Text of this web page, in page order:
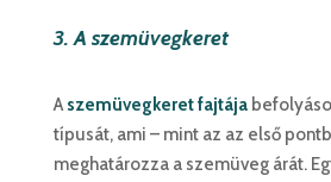
3. A szemüvegkeret
Aszemüvegkeret fajtája
típusát, ami – mint az az első
meghatározza a szemüveg árát.